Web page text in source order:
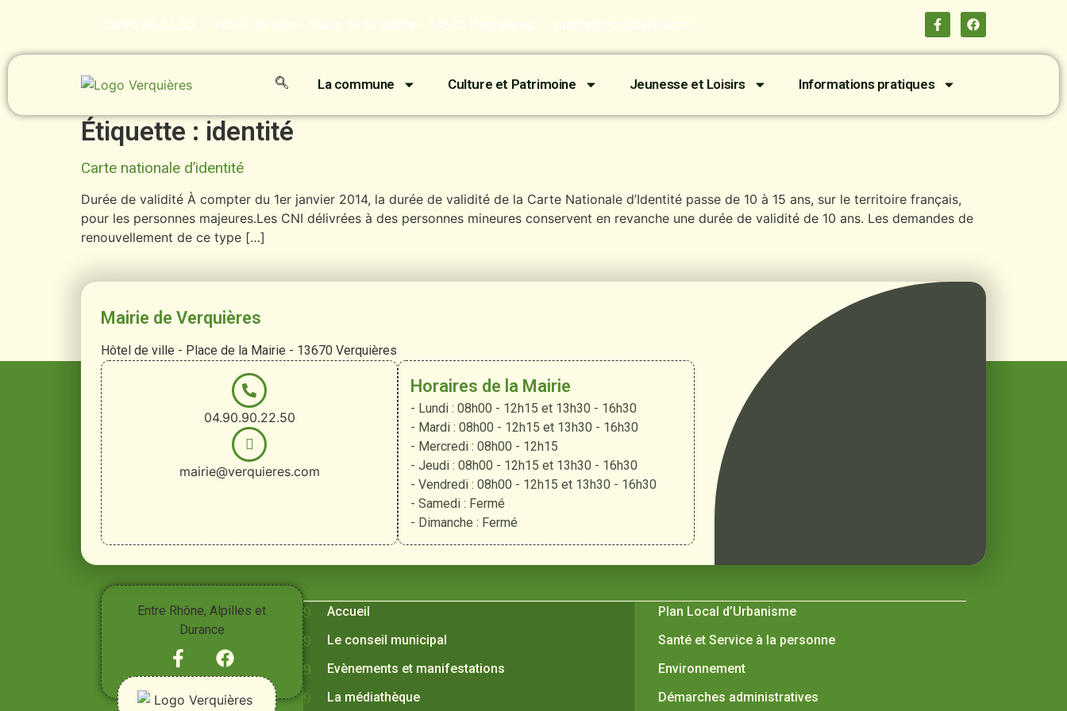
04.90.90.22.50 Hôtel de ville - Place de la Mairie - 13670 Verquières mairie@verquieres.com
La commune Culture et Patrimoine Jeunesse et Loisirs Informations pratiques
Étiquette : identité
Carte nationale d’identité
Durée de validité À compter du 1er janvier 2014, la durée de validité de la Carte Nationale d’Identité passe de 10 à 15 ans, sur le territoire français,
pour les personnes majeures.Les CNI délivrées à des personnes mineures conservent en revanche une durée de validité de 10 ans. Les demandes de
renouvellement de ce type […]
Mairie de Verquières
Hôtel de ville - Place de la Mairie - 13670 Verquières
04.90.90.22.50
mairie@verquieres.com
Horaires de la Mairie
- Lundi : 08h00 - 12h15 et 13h30 - 16h30
- Mardi : 08h00 - 12h15 et 13h30 - 16h30
- Mercredi : 08h00 - 12h15
- Jeudi : 08h00 - 12h15 et 13h30 - 16h30
- Vendredi : 08h00 - 12h15 et 13h30 - 16h30
- Samedi : Fermé
- Dimanche : Fermé
Entre Rhône, Alpilles et
Durance
Vivre à Verquières
Accueil
Le conseil municipal
Evènements et manifestations
La médiathèque
Plan Local d’Urbanisme
Santé et Service à la personne
Environnement
Démarches administratives